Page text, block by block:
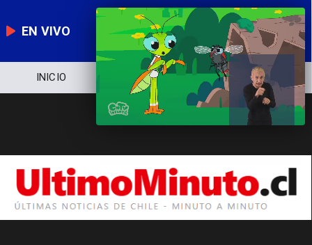
EN VIVO
NOTICIERO POLÍTICA ECONOMÍA